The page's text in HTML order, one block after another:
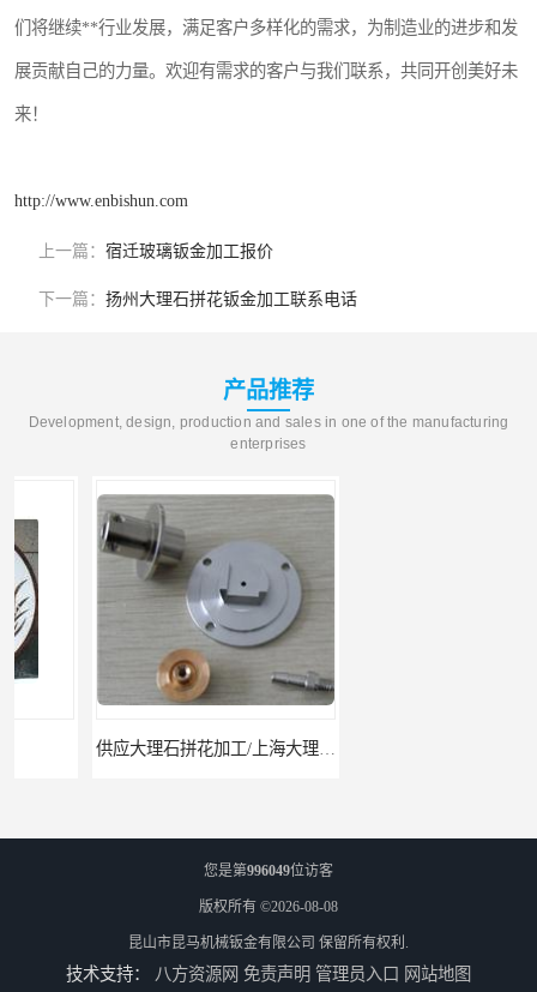
们将继续**行业发展，满足客户多样化的需求，为制造业的进步和发
展贡献自己的力量。欢迎有需求的客户与我们联系，共同开创美好未
来！
http://www.enbishun.com
上一篇： 宿迁玻璃钣金加工报价
下一篇： 扬州大理石拼花钣金加工联系电话
产品推荐
Development, design, production and sales in one of the manufacturing
enterprises
供应大理石拼花加工/上海大理石拼花
您是第996049位访客
版权所有 ©2026-08-08
昆山市昆马机械钣金有限公司 保留所有权利.
技术支持： 八方资源网 免责声明 管理员入口 网站地图